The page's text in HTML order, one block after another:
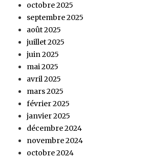
octobre 2025
septembre 2025
août 2025
juillet 2025
juin 2025
mai 2025
avril 2025
mars 2025
février 2025
janvier 2025
décembre 2024
novembre 2024
octobre 2024